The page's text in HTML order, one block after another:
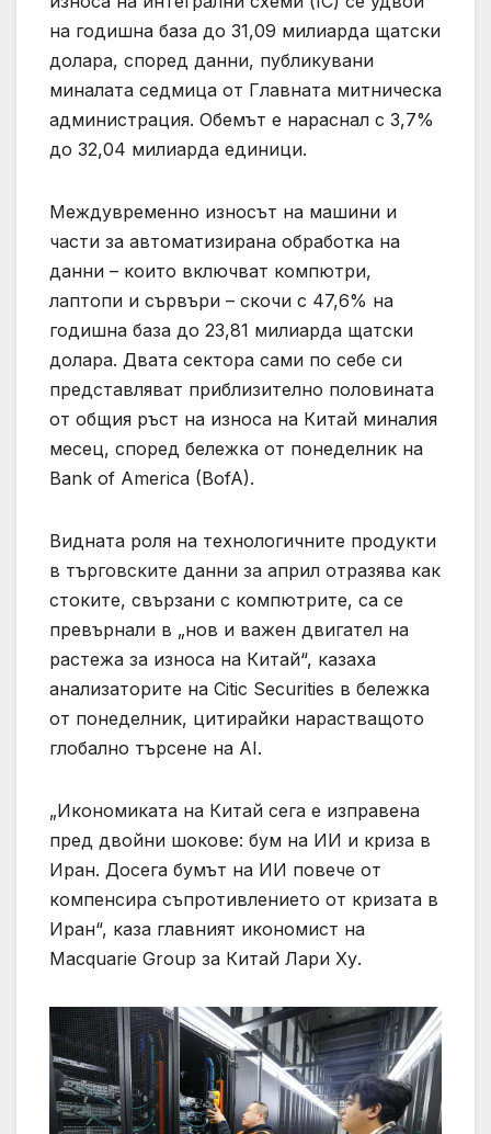
на годишна база до 31,09 милиарда щатски
долара, според данни, публикувани
миналата седмица от Главната митническа
администрация. Обемът е нараснал с 3,7%
до 32,04 милиарда единици.
Междувременно износът на машини и
части за автоматизирана обработка на
данни – които включват компютри,
лаптопи и сървъри – скочи с 47,6% на
годишна база до 23,81 милиарда щатски
долара. Двата сектора сами по себе си
представляват приблизително половината
от общия ръст на износа на Китай миналия
месец, според бележка от понеделник на
Bank of America (BofA).
Видната роля на технологичните продукти
в търговските данни за април отразява как
стоките, свързани с компютрите, са се
превърнали в „нов и важен двигател на
растежа за износа на Китай“, казаха
анализаторите на Citic Securities в бележка
от понеделник, цитирайки нарастващото
глобално търсене на AI.
„Икономиката на Китай сега е изправена
пред двойни шокове: бум на ИИ и криза в
Иран. Досега бумът на ИИ повече от
компенсира съпротивлението от кризата в
Иран“, каза главният икономист на
Macquarie Group за Китай Лари Ху.